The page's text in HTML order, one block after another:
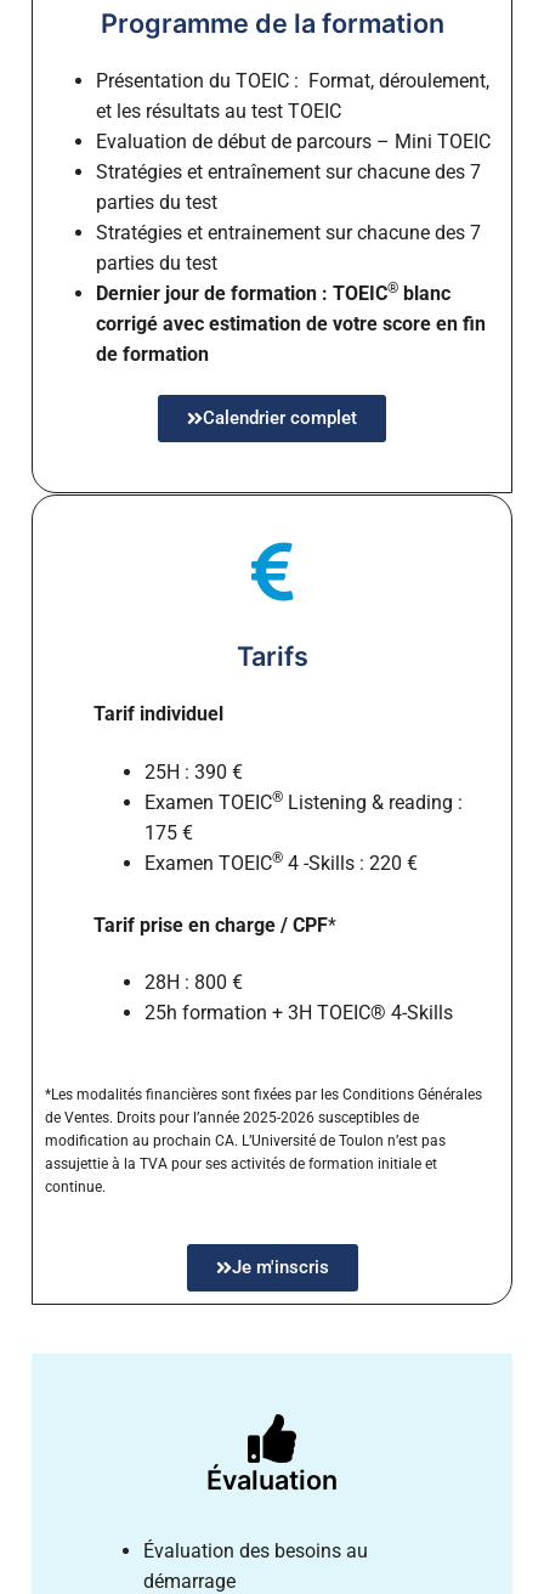
Programme de la formation
Présentation du TOEIC : Format, déroulement,
et les résultats au test TOEIC
Evaluation de début de parcours – Mini TOEIC
Stratégies et entraînement sur chacune des 7
parties du test
Stratégies et entrainement sur chacune des 7
parties du test
Dernier jour de formation : TOEIC®blanc
corrigé avec estimation de votre score en fin
de formation
Calendrier complet
Tarifs
Tarif individuel
25H : 390 €
Examen TOEIC®Listening & reading :
175 €
Examen TOEIC®4 -Skills : 220 €
Tarif prise en charge / CPF*
28H : 800 €
25h formation + 3H TOEIC® 4-Skills
*Les modalités financières sont fixées par les Conditions Générales
de Ventes. Droits pour l’année 2025-2026 susceptibles de
modification au prochain CA. L’Université de Toulon n’est pas
assujettie à la TVA pour ses activités de formation initiale et
continue.
Je m'inscris
Évaluation
Évaluation des besoins au
démarrage